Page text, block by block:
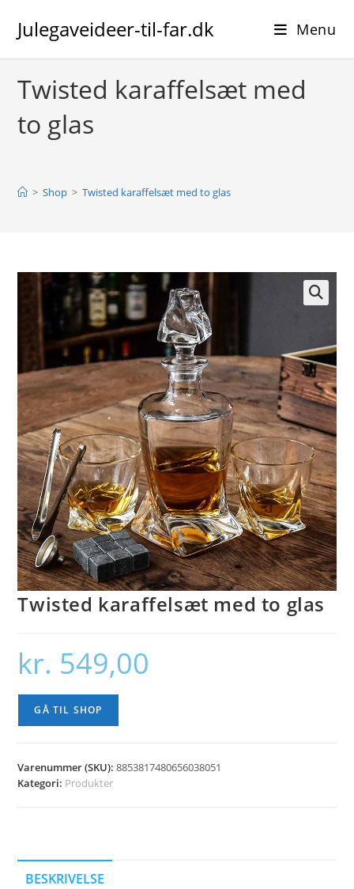
content
Julegaveideer-til-far.dk Menu
Twisted karaffelsæt med
to glas
> Shop > Twisted karaffelsæt med to glas
Twisted karaffelsæt med to glas
kr. 549,00
GÅ TIL SHOP
Varenummer (SKU):8853817480656038051
Kategori: Produkter
BESKRIVELSE